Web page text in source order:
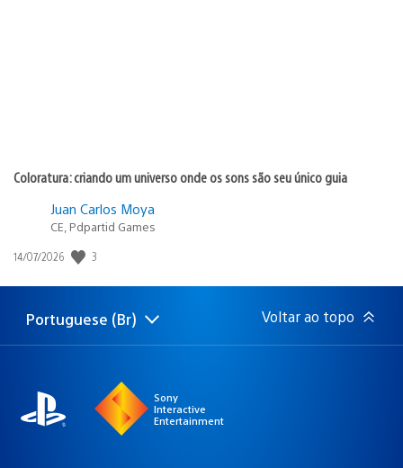
Coloratura: criando um universo onde os sons são seu único guia
Juan Carlos Moya
CE, Pdpartid Games
Data
publicação:
14/07/2026 3
Selecione
uma
Região
atual:
Portuguese (Br) Voltar ao topo
Sony
Interactive
Entertainment